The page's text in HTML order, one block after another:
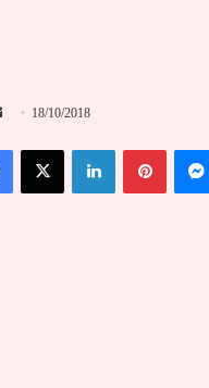
Envoyer
courriel
18/10/2018
FacebookX Linkedin